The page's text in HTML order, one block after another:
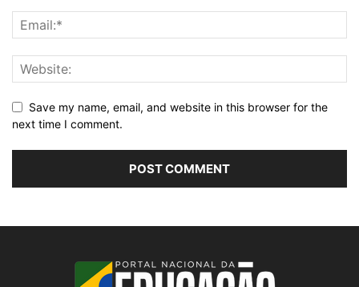
Save my name, email, and website in this browser for the
next time I comment.